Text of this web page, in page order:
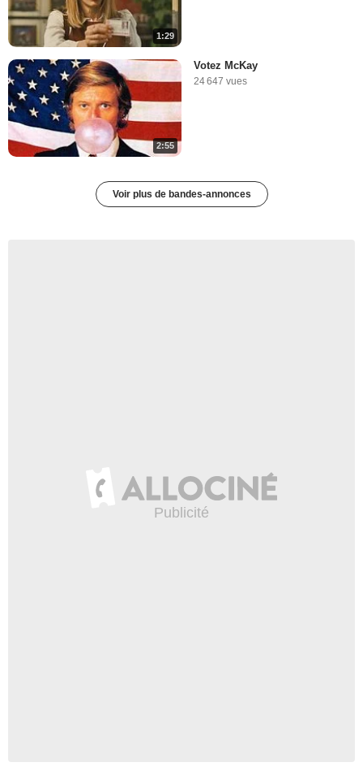
1:29
2:55
Votez McKay
24 647 vues
Voir plus de bandes-annonces